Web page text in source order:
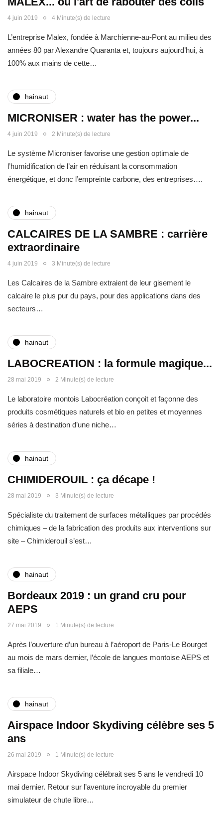
4 juin 2019 4 Minute(s) de lecture
L’entreprise Malex, fondée à Marchienne-au-Pont au milieu des
années 80 par Alexandre Quaranta et, toujours aujourd’hui, à
100% aux mains de cette…
hainaut
MICRONISER : water has the power...
4 juin 2019 2 Minute(s) de lecture
Le système Microniser favorise une gestion optimale de
l’humidification de l’air en réduisant la consommation
énergétique, et donc l’empreinte carbone, des entreprises….
hainaut
CALCAIRES DE LA SAMBRE : carrière
extraordinaire
4 juin 2019 3 Minute(s) de lecture
Les Calcaires de la Sambre extraient de leur gisement le
calcaire le plus pur du pays, pour des applications dans des
secteurs…
hainaut
LABOCREATION : la formule magique...
28 mai 2019 2 Minute(s) de lecture
Le laboratoire montois Labocréation conçoit et façonne des
produits cosmétiques naturels et bio en petites et moyennes
séries à destination d’une niche…
hainaut
CHIMIDEROUIL : ça décape !
28 mai 2019 3 Minute(s) de lecture
Spécialiste du traitement de surfaces métalliques par procédés
chimiques – de la fabrication des produits aux interventions sur
site – Chimiderouil s’est…
hainaut
Bordeaux 2019 : un grand cru pour
AEPS
27 mai 2019 1 Minute(s) de lecture
Après l’ouverture d’un bureau à l’aéroport de Paris-Le Bourget
au mois de mars dernier, l’école de langues montoise AEPS et
sa filiale…
hainaut
Airspace Indoor Skydiving célèbre ses 5
ans
26 mai 2019 1 Minute(s) de lecture
Airspace Indoor Skydiving célébrait ses 5 ans le vendredi 10
mai dernier. Retour sur l’aventure incroyable du premier
simulateur de chute libre…